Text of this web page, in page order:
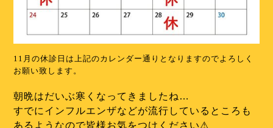
11月の休診日は上記のカレンダー通りとなりますのでよろしく
お願い致します。
朝晩はだいぶ寒くなってきましたね…
すでにインフルエンザなどが流行しているところも
あるようなので皆様お気をつけください⚠︎